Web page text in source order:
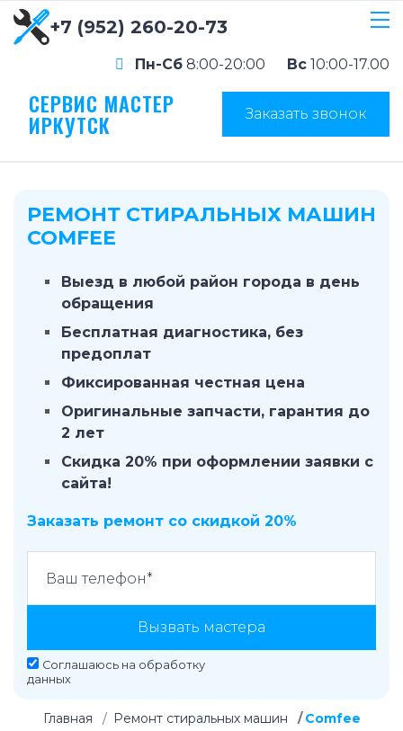
+7 (952) 260-20-73
Пн-Сб 8:00-20:00 Вс 10:00-17.00
СЕРВИС МАСТЕР
ИРКУТСК Заказать звонок
РЕМОНТ СТИРАЛЬНЫХ МАШИН
COMFEE
Выезд в любой район города в день
обращения
Бесплатная диагностика, без
предоплат
Фиксированная честная цена
Оригинальные запчасти, гарантия до
2 лет
Скидка 20% при оформлении заявки с
сайта!
Заказать ремонт со скидкой 20%
Вызвать мастера
Соглашаюсь на обработку
данных
Главная Ремонт стиральных машин Comfee